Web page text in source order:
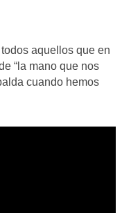
aquellos que en
“la mano que nos
cuando hemos